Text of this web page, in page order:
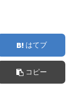
はてブ
コピー